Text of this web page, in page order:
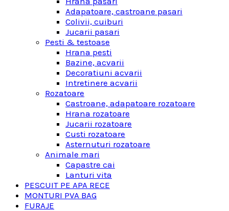
Adapatoare, castroane pasari
Colivii, cuiburi
Jucarii pasari
Pesti & testoase
Hrana pesti
Bazine, acvarii
Decoratiuni acvarii
Intretinere acvarii
Rozatoare
Castroane, adapatoare rozatoare
Hrana rozatoare
Jucarii rozatoare
Custi rozatoare
Asternuturi rozatoare
Animale mari
Capastre cai
Lanturi vita
PESCUIT PE APA RECE
MONTURI PVA BAG
FURAJE